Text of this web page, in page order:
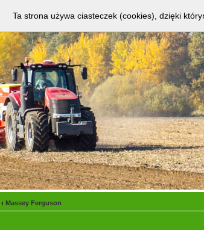
‹ Massey Ferguson
Ta strona używa ciasteczek (cookies), dzięki